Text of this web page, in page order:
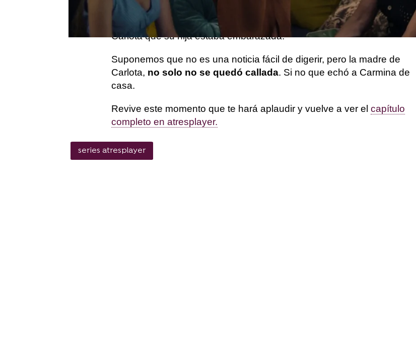
empujoncito o mejor dicho empujonazo que necesitaba Carlota. Se
ha plantado en casa de la novia de su hijo para decirle a la madre de
Carlota que su hija estaba embarazada.
Suponemos que no es una noticia fácil de digerir, pero la madre de
Carlota, no solo no se quedó callada. Si no que echó a Carmina de
casa.
Revive este momento que te hará aplaudir y vuelve a ver el capítulo
completo en atresplayer.
series atresplayer